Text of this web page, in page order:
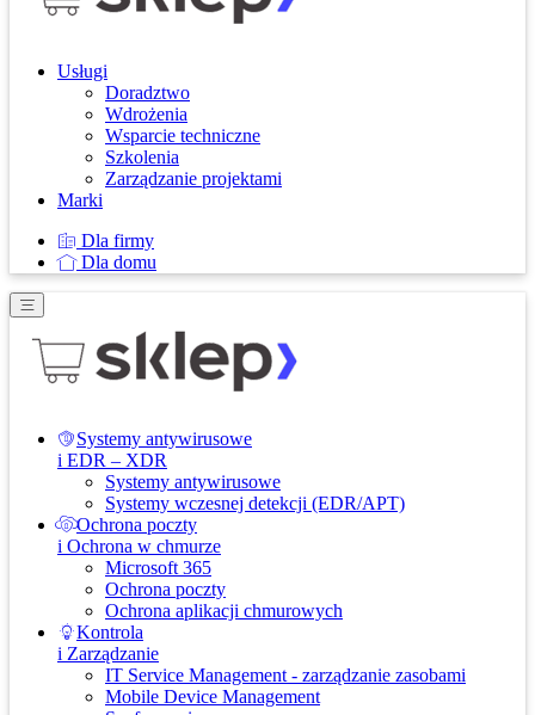
Usługi
Doradztwo
Wdrożenia
Wsparcie techniczne
Szkolenia
Zarządzanie projektami
Marki
Dla firmy
Dla domu
Systemy antywirusowe
i EDR – XDR
Systemy antywirusowe
Systemy wczesnej detekcji (EDR/APT)
Ochrona poczty
i Ochrona w chmurze
Microsoft 365
Ochrona poczty
Ochrona aplikacji chmurowych
Kontrola
i Zarządzanie
IT Service Management - zarządzanie zasobami
Mobile Device Management